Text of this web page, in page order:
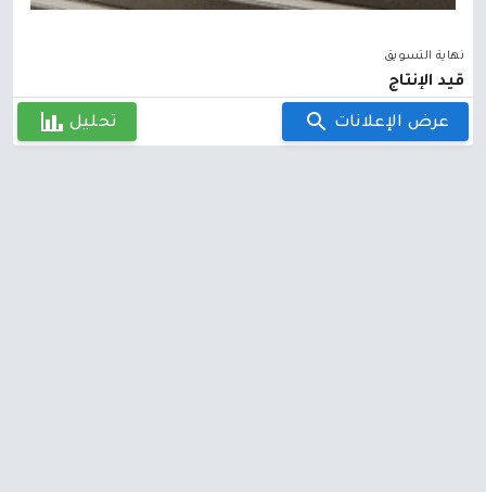
نهاية التسويق
قيد الإنتاج
عرض الإعلانات تحليل